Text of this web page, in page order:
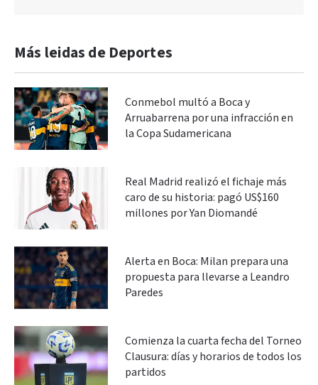
Más leidas de Deportes
Conmebol multó a Boca y
Arruabarrena por una infracción en
la Copa Sudamericana
Real Madrid realizó el fichaje más
caro de su historia: pagó US$160
millones por Yan Diomandé
Alerta en Boca: Milan prepara una
propuesta para llevarse a Leandro
Paredes
Comienza la cuarta fecha del Torneo
Clausura: días y horarios de todos los
partidos